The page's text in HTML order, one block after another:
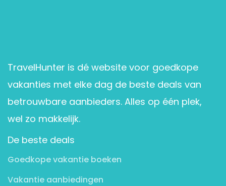
TravelHunter is dé website voor goedkope
vakanties met elke dag de beste deals van
betrouwbare aanbieders. Alles op één plek,
wel zo makkelijk.
De beste deals
Goedkope vakantie boeken
Vakantie aanbiedingen